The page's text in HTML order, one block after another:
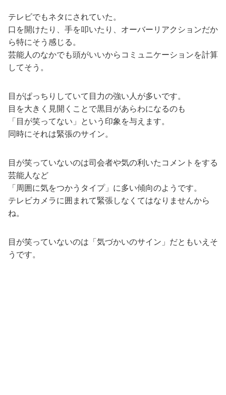
テレビでもネタにされていた。
口を開けたり、手を叩いたり、オーバーリアクションだか
ら特にそう感じる。
芸能人のなかでも頭がいいからコミュニケーションを計算
してそう。
目がぱっちりしていて目力の強い人が多いです。
目を大きく見開くことで黒目があらわになるのも
「目が笑ってない」という印象を与えます。
同時にそれは緊張のサイン。
目が笑っていないのは司会者や気の利いたコメントをする
芸能人など
「周囲に気をつかうタイプ」に多い傾向のようです。
テレビカメラに囲まれて緊張しなくてはなりませんから
ね。
目が笑っていないのは「気づかいのサイン」だともいえそ
うです。